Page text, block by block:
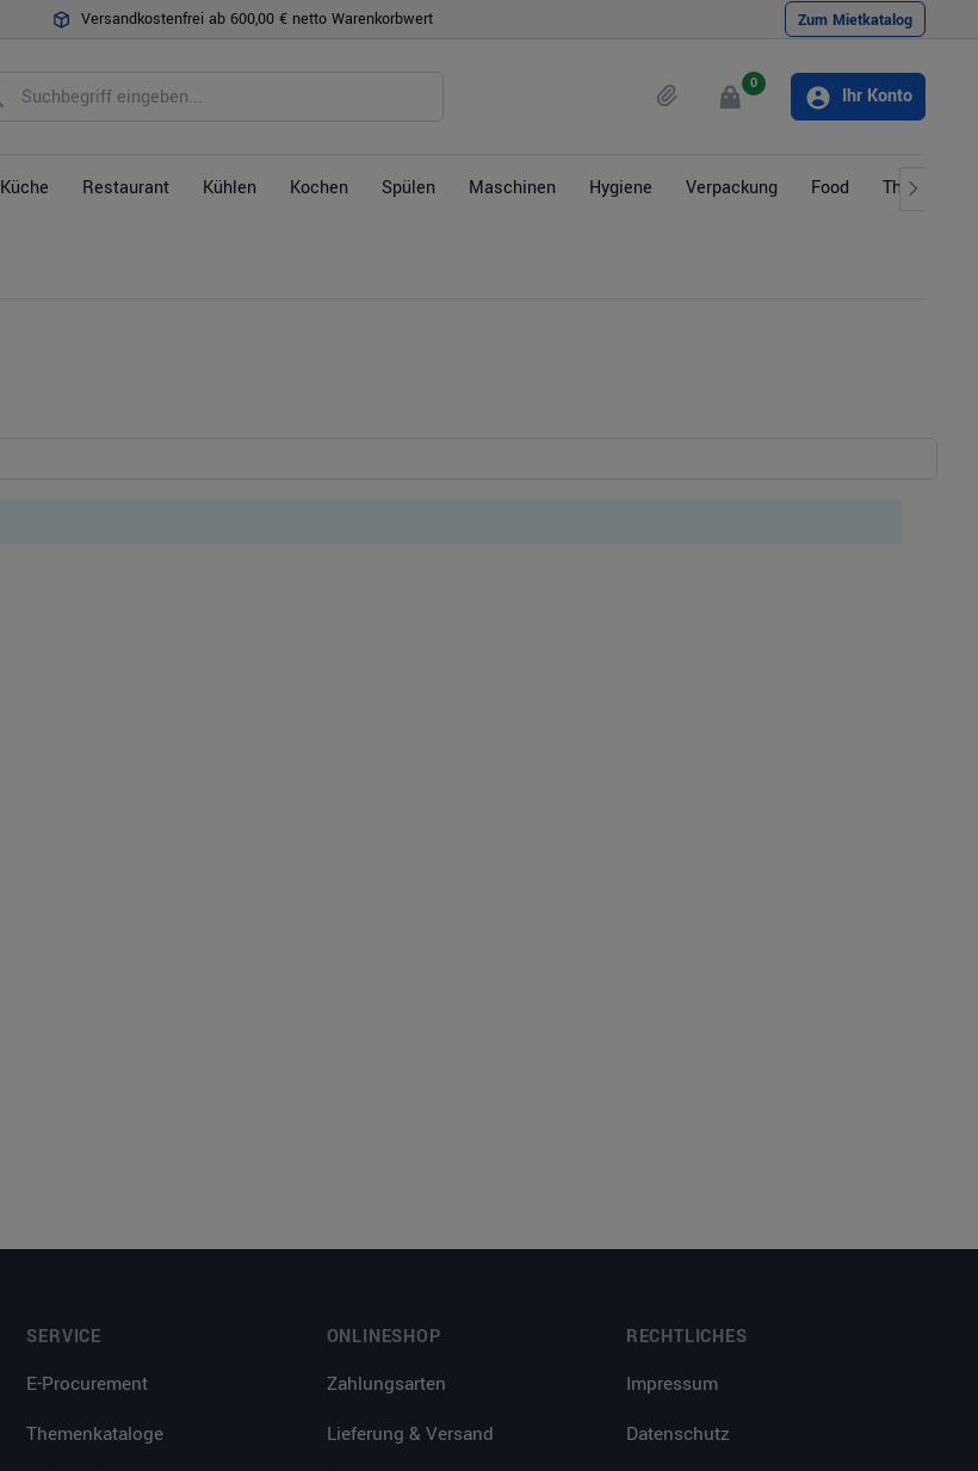
Versandkostenfrei ab 600,00 € netto Warenkorbwert Zum Mietkatalog
0
Ihr Konto
Küche Restaurant Kühlen Kochen Spülen Maschinen Hygiene Verpackung Food Themen
SERVICE
E-Procurement
Themenkataloge
ONLINESHOP
Zahlungsarten
Lieferung & Versand
RECHTLICHES
Impressum
Datenschutz